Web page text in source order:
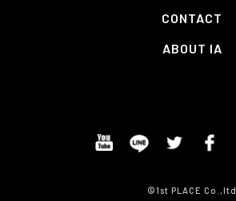
CONTACT
ABOUT IA
©1st PLACE Co.,ltd